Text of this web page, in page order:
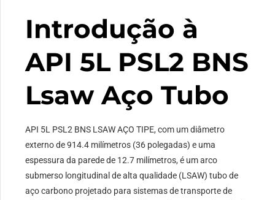
Introdução à
API 5L PSL2 BNS
Lsaw Aço Tubo
API 5L PSL2 BNS LSAW AÇO TIPE, com um diâmetro
externo de 914.4 milímetros (36 polegadas) e uma
espessura da parede de 12.7 milímetros, é um arco
submerso longitudinal de alta qualidade (LSAW) tubo de
aço carbono projetado para sistemas de transporte de